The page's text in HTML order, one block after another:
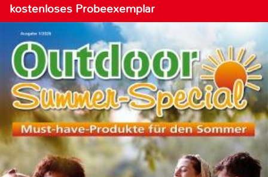
kostenloses Probeexemplar